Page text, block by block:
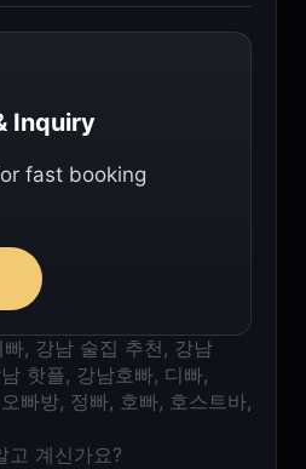
Inquiry
fast booking
빠, 강남 술집 추천, 강남
핫플, 강남호빠, 디빠,
오빠방, 정빠, 호빠, 호스트바,
고 계신가요?